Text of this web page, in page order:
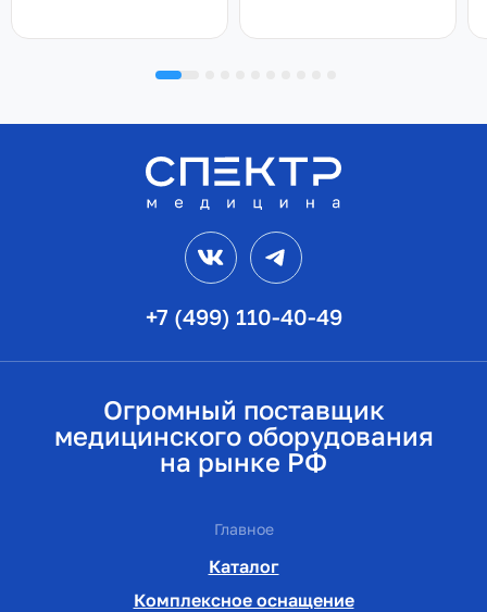
+7 (499) 110-40-49
VK
Огромный поставщик
медицинского оборудования
на рынке РФ
Главное
Каталог
Комплексное оснащение